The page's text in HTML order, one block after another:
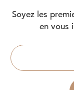
Soyez les
en vous